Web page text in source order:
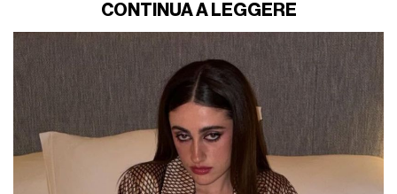
CONTINUA A LEGGERE